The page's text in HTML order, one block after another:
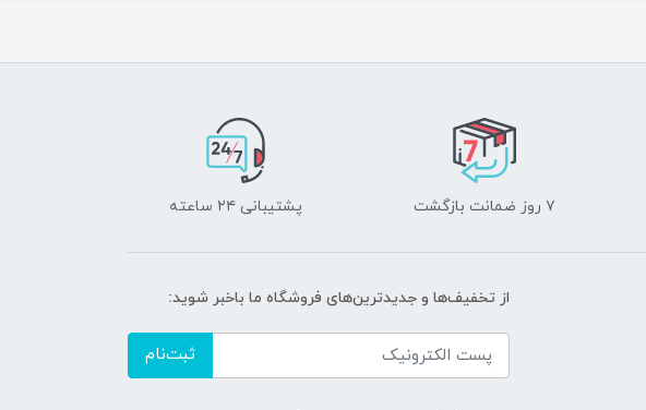
۷ روز ضمانت بازگشت پشتیبانی ۲۴ ساعته
از تخفیف‌ها و جدیدترین‌های فروشگاه ما باخبر شوید:
ثبت‌نام